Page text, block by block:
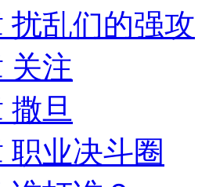
扰乱们的强攻
关注
撒旦
职业决斗圈